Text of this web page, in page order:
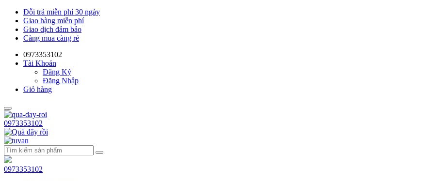
Đỗi trả miễn phí 30 ngày
Giao hàng miễn phí
Giao dịch đảm bảo
Càng mua càng rẻ
0973353102
Tài Khoản
Đăng Ký
Đăng Nhập
Giỏ hàng
0973353102
0973353102